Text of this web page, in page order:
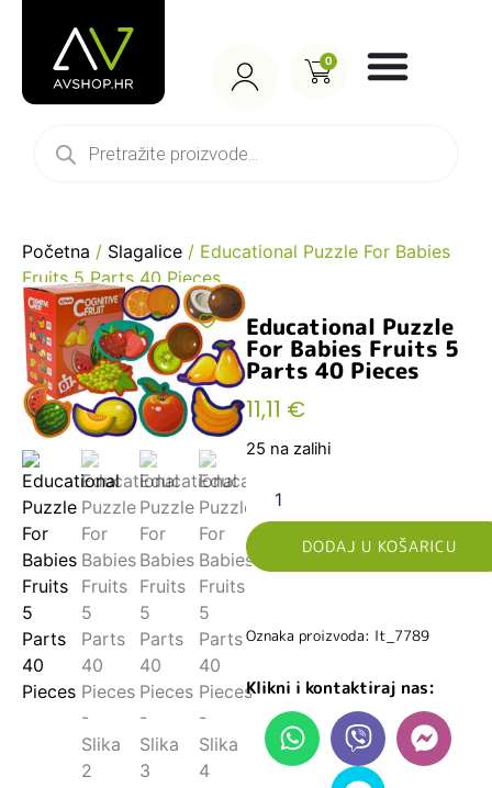
0
Početna / Slagalice / Educational Puzzle For Babies
Fruits 5 Parts 40 Pieces
Educational Puzzle
For Babies Fruits 5
Parts 40 Pieces
11,11 €
25 na zalihi
DODAJ U KOŠARICU
Oznaka proizvoda: lt_7789
Klikni i kontaktiraj nas: